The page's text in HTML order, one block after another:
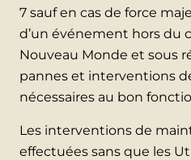
7 sauf en cas de force
d’un événement hors du
Nouveau Monde et sous
pannes et interventions
nécessaires au bon
Les interventions de
effectuées sans que les